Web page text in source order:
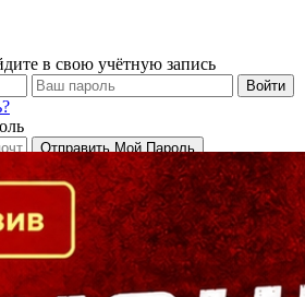
в свою учётную запись
регионе